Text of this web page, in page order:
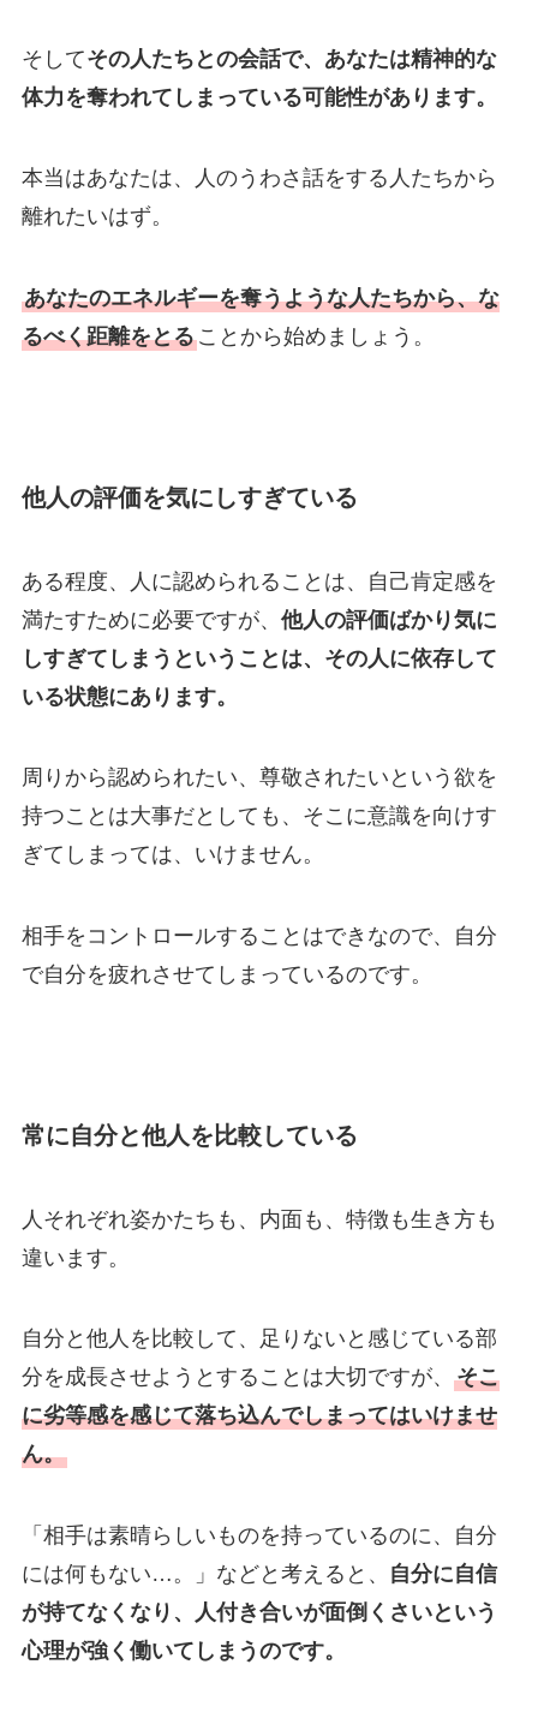
そしてその人たちとの会話で、あなたは精神的な
体力を奪われてしまっている可能性があります。
本当はあなたは、人のうわさ話をする人たちから
離れたいはず。
あなたのエネルギーを奪うような人たちから、な
るべく距離をとることから始めましょう。
他人の評価を気にしすぎている
ある程度、人に認められることは、自己肯定感を
満たすために必要ですが、 他人の評価ばかり気に
しすぎてしまうということは、その人に依存して
いる状態にあります。
周りから認められたい、尊敬されたいという欲を
持つことは大事だとしても、そこに意識を向けす
ぎてしまっては、いけません。
相手をコントロールすることはできなので、自分
で自分を疲れさせてしまっているのです。
常に自分と他人を比較している
人それぞれ姿かたちも、内面も、特徴も生き方も
違います。
自分と他人を比較して、足りないと感じている部
分を成長させようとすることは大切ですが、 そこ
に劣等感を感じて落ち込んでしまってはいけませ
ん。
「相手は素晴らしいものを持っているのに、自分
には何もない…。」などと考えると、
自分に自信
が持てなくなり、人付き合いが面倒くさいという
心理が強く働いてしまうのです。